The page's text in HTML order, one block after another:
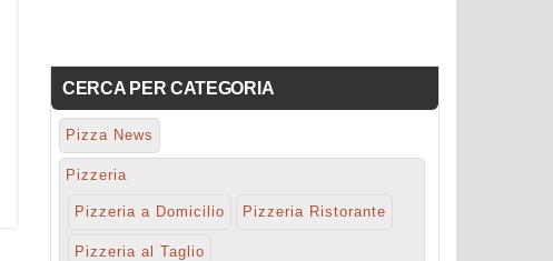
CERCA PER CATEGORIA
Pizza News
Pizzeria
Pizzeria a Domicilio Pizzeria Ristorante
Pizzeria al Taglio